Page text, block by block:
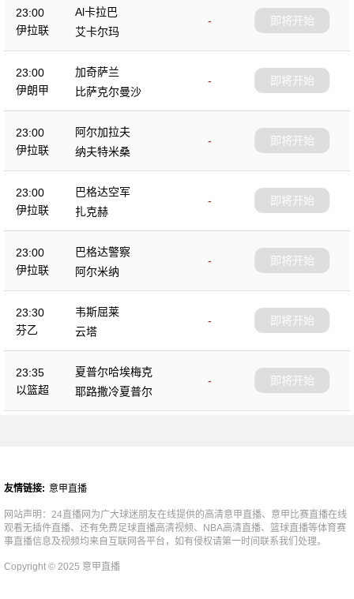
23:00
伊拉联
Al卡拉巴
-
艾卡尔玛
即将开始
23:00
伊朗甲
加奇萨兰
-
比萨克尔曼沙
即将开始
23:00
伊拉联
阿尔加拉夫
-
纳夫特米桑
即将开始
23:00
伊拉联
巴格达空军
-
扎克赫
即将开始
23:00
伊拉联
巴格达警察
-
阿尔米纳
即将开始
23:30
芬乙
韦斯屈莱
-
云塔
即将开始
23:35
以篮超
夏普尔哈埃梅克
-
耶路撒冷夏普尔
即将开始
友情链接: 意甲直播
网站声明：24直播网为广大球迷朋友在线提供的高清意甲直播、意甲比赛直播在线
观看无插件直播、还有免费足球直播高清视频、NBA高清直播、篮球直播等体育赛
事直播信息及视频均来自互联网各平台，如有侵权请第一时间联系我们处理。
Copyright © 2025 意甲直播